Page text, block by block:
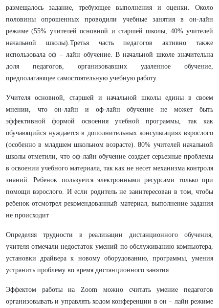
размещалось задание, требующее выполнения и оценки. Около
половины опрошенных проводили учебные занятия в он-лайн
режиме (55% учителей основной и старшей школы, 40% учителей
начальной школы).Третья часть педагогов активно также
использовала оф – лайн обучение. В начальной школе значительна
доля педагогов, организовавших удаленное обучение,
предполагающее самостоятельную учебную работу.
Учителя основной, старшей и начальной школы едины в своем
мнении, что он-лайн и оф-лайн обучение не может быть
эффективной формой освоения учебной программы, так как
обучающийся нуждается в дополнительных консультациях взрослого
(особенно в младшем школьном возрасте). 80% учителей начальной
школы отметили, что оф-лайн обучение создает серьезные проблемы
в освоении учебного материала, так как не несет механизма контроля
знаний. Ребенок пользуется электронными ресурсами только при
помощи взрослого. И если родитель не заинтересован в том, чтобы
ребенок отсмотрел рекомендованный материал, выполнение задания
не происходит
Определяя трудности в реализации дистанционного обучения,
учителя отмечали недостаток умений по обслуживанию компьютера,
установки драйвера к новому оборудованию, программы, умения
устранить проблему во время дистанционного занятия.
Эффектом работы на Zoom можно считать умение педагогов
организовывать и управлять ходом конференции в он – лайн режиме